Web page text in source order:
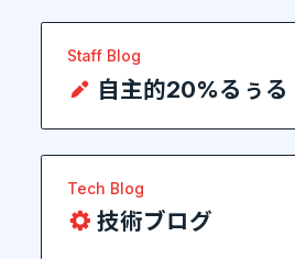
Staff Blog
自主的20%るぅる
Tech Blog
技術ブログ